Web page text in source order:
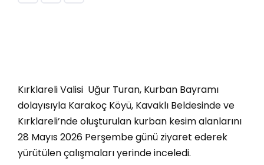
Kırklareli Valisi Uğur Turan, Kurban Bayramı
dolayısıyla Karakoç Köyü, Kavaklı Beldesinde ve
Kırklareli’nde oluşturulan kurban kesim alanlarını
28 Mayıs 2026 Perşembe günü ziyaret ederek
yürütülen çalışmaları yerinde inceledi.